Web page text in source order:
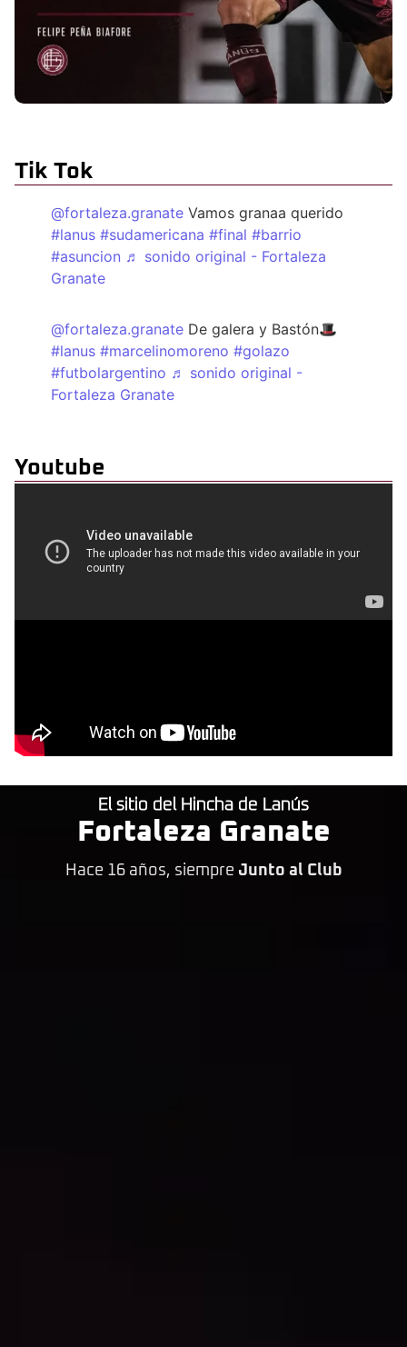
Tik Tok
@fortaleza.granate Vamos granaa querido
#lanus #sudamericana #final #barrio
#asuncion ♬ sonido original - Fortaleza
Granate
@fortaleza.granate De galera y Bastón🎩
#lanus #marcelinomoreno #golazo
#futbolargentino ♬ sonido original -
Fortaleza Granate
Youtube
El sitio del Hincha de Lanús
Fortaleza Granate
Hace 16 años, siempre Junto al Club